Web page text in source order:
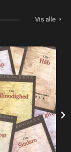
Vis alle arrow_right
chevron_right